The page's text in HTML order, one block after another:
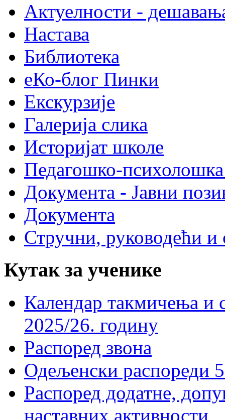
Актуелности -
Настава
Библиотека
еКо-блог Пинки
Екскурзије
Галерија слика
Историјат школе
Педагошко-психолошка
Документа - Јавни
Документа
Стручни, руководећи и
Кутак за ученике
Календар такмичења
2025/26. годину
Распоред звона
Одељенски распореди
Распоред додатне,
наставних активности